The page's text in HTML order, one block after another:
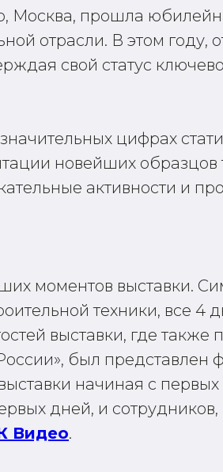
Москва, прошла
отрасли. В этом
свой статус
цифрах
новейших образцов
активности и
моментов выставки.
техники, все 4
выставки, где
был представлен
начиная с
дней, и
Видео.